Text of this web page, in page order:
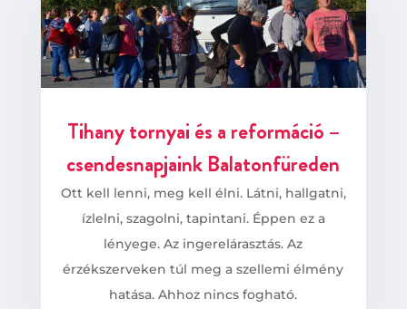
Tihany tornyai és a reformáció –
csendesnapjaink Balatonfüreden
Ott kell lenni, meg kell élni. Látni, hallgatni,
ízlelni, szagolni, tapintani. Éppen ez a
lényege. Az ingerelárasztás. Az
érzékszerveken túl meg a szellemi élmény
hatása. Ahhoz nincs fogható.